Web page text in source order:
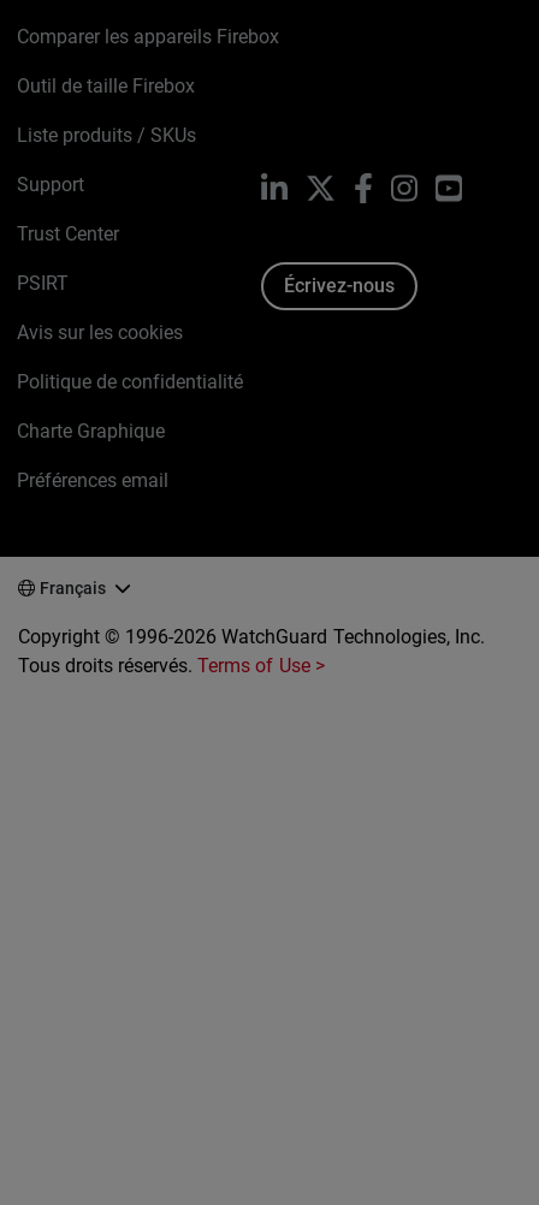
Comparer les appareils Firebox
Outil de taille Firebox
Liste produits / SKUs
Support
Trust Center
PSIRT
Avis sur les cookies
Politique de confidentialité
Charte Graphique
Préférences email
LinkedIn FacebookInstagramYouTube
Écrivez-nous
Français
Copyright © 1996-2026 WatchGuard Technologies, Inc.
Tous droits réservés.Terms of Use >